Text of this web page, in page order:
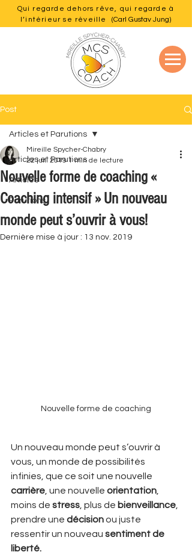
Qui regarde dehors rêve, qui regarde à
l’intérieur se réveille (Carl Gustav Jung)
Post
Articles et Parutions
Articles
Parutions
Articles et Parutions
Nouvelle forme de coaching «
Coaching intensif » Un nouveau
monde peut s’ouvrir à vous!
Mireille Spycher-Chabry
22 juil. 2019 1 min de lecture
Dernière mise à jour : 13 nov. 2019
Nouvelle forme de coaching
Un nouveau monde peut s’ouvrir à
vous, un monde de possibilités
infinies, que ce soit une nouvelle
carrière, une nouvelle orientation,
moins de stress, plus de bienveillance,
prendre une décision ou juste
ressentir un nouveau sentiment de
liberté.